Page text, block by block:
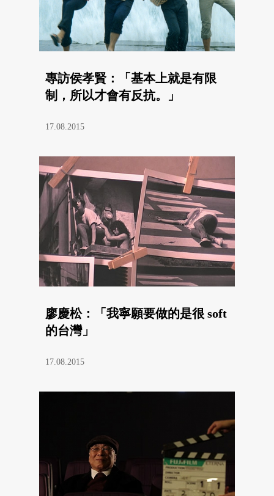
專訪侯孝賢：「基本上就是有限
制，所以才會有反抗。」
17.08.2015
廖慶松：「我寧願要做的是很 soft
的台灣」
17.08.2015